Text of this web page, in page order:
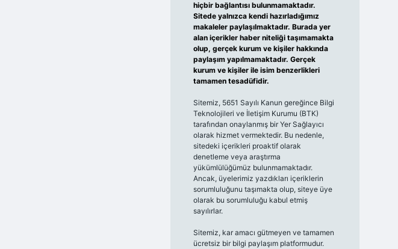
hiçbir bağlantısı bulunmamaktadır.
Sitede yalnızca kendi hazırladığımız
makaleler paylaşılmaktadır. Burada yer
alan içerikler haber niteliği taşımamakta
olup, gerçek kurum ve kişiler hakkında
paylaşım yapılmamaktadır. Gerçek
kurum ve kişiler ile isim benzerlikleri
tamamen tesadüfidir.
Sitemiz, 5651 Sayılı Kanun gereğince Bilgi
Teknolojileri ve İletişim Kurumu (BTK)
tarafından onaylanmış bir Yer Sağlayıcı
olarak hizmet vermektedir. Bu nedenle,
sitedeki içerikleri proaktif olarak
denetleme veya araştırma
yükümlülüğümüz bulunmamaktadır.
Ancak, üyelerimiz yazdıkları içeriklerin
sorumluluğunu taşımakta olup, siteye üye
olarak bu sorumluluğu kabul etmiş
sayılırlar.
Sitemiz, kar amacı gütmeyen ve tamamen
ücretsiz bir bilgi paylaşım platformudur.